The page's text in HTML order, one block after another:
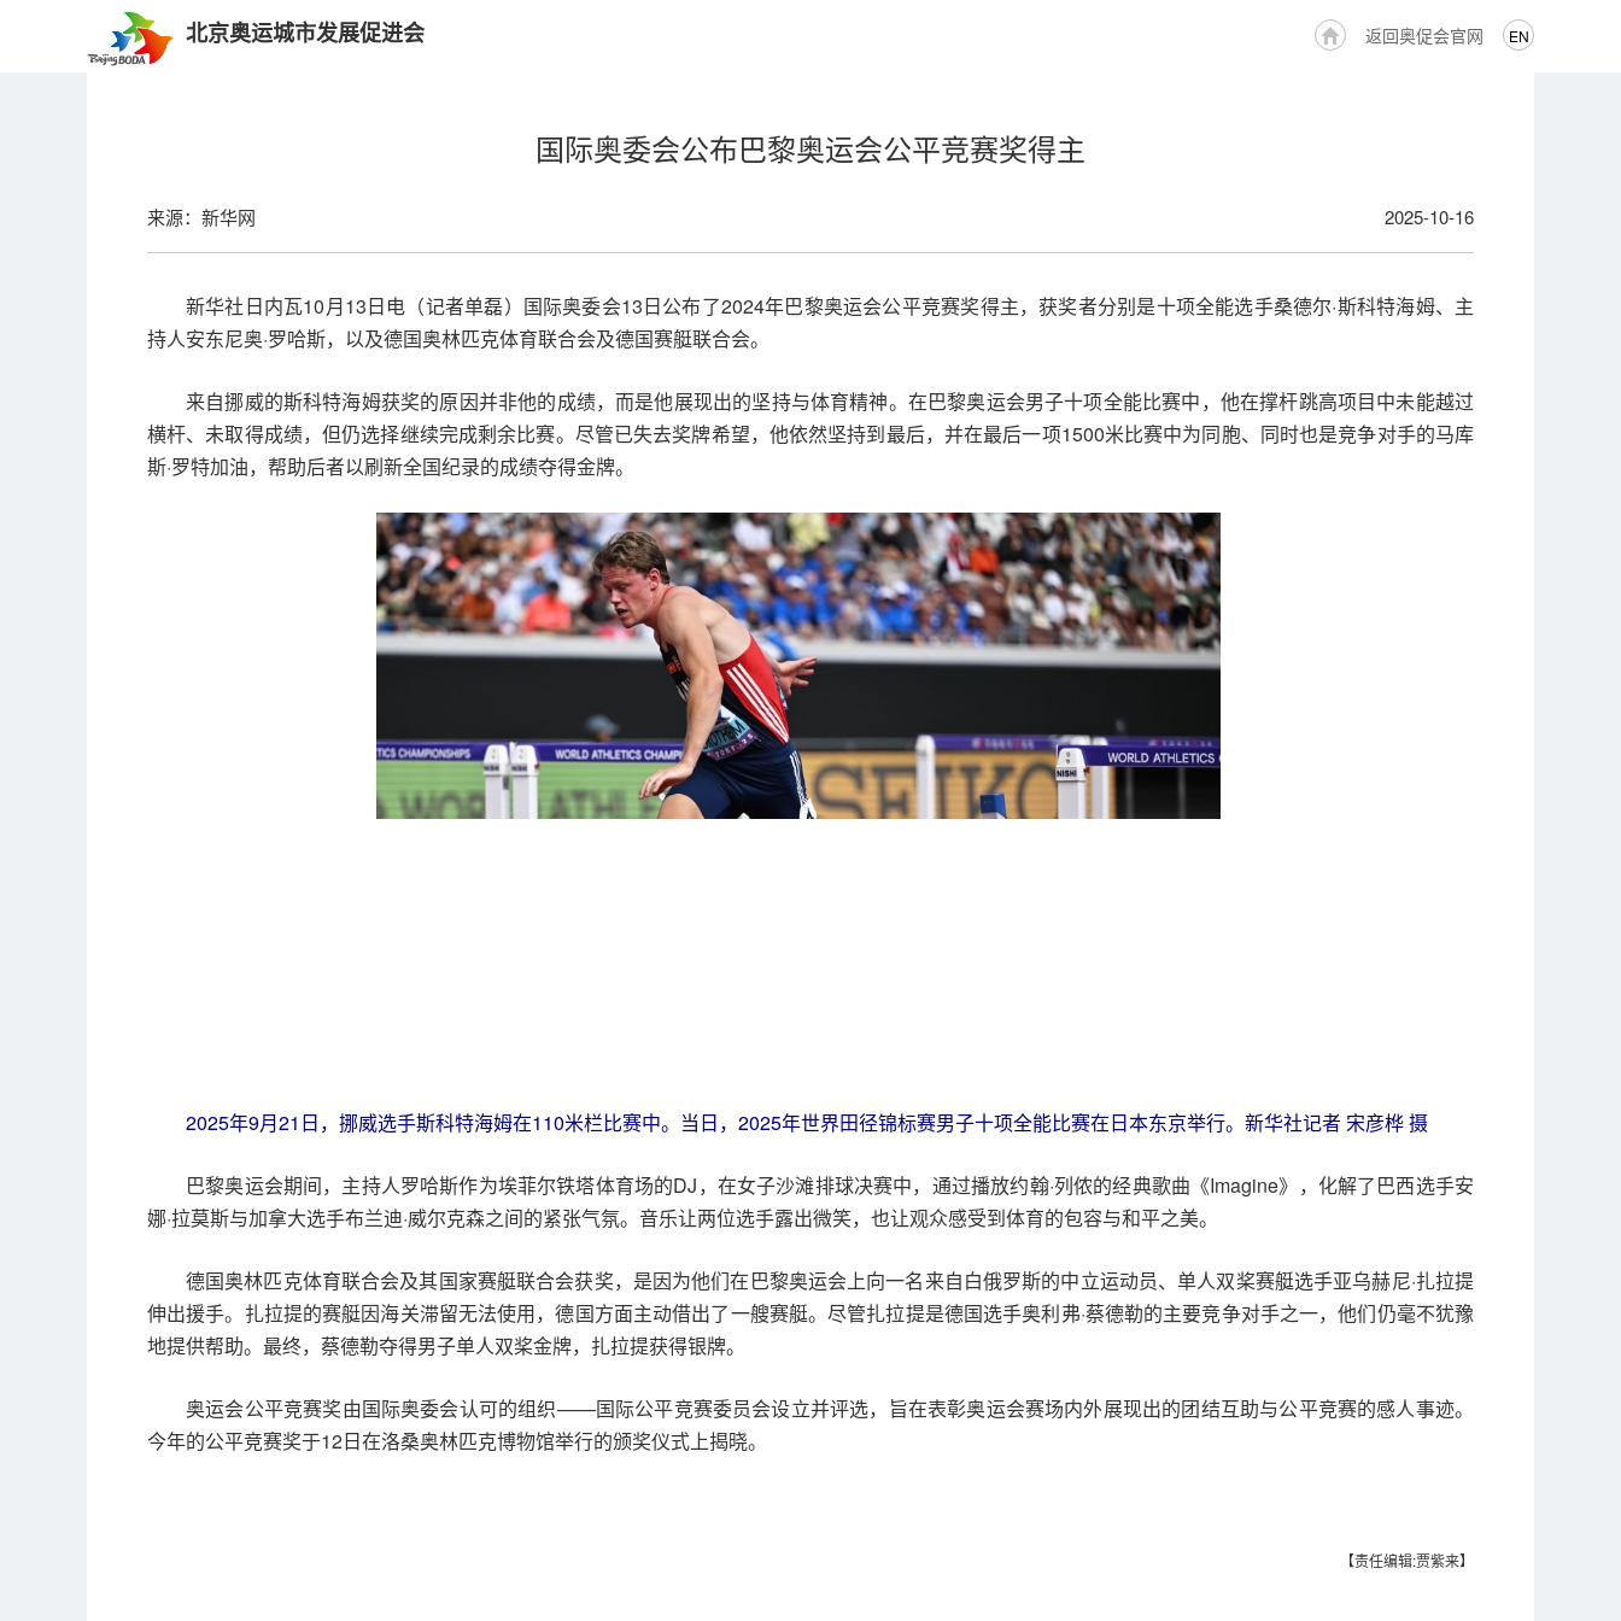
北京奥运城市发展促进会 EN
返回奥促会官网
国际奥委会公布巴黎奥运会公平竞赛奖得主
来源：新华网 2025-10-16
新华社日内瓦10月13日电（记者单磊）国际奥委会13日公布了2024年巴黎奥运会公平竞赛奖得主，获奖者分别是十项全能选手桑德尔·斯科特海姆、主
持人安东尼奥·罗哈斯，以及德国奥林匹克体育联合会及德国赛艇联合会。
来自挪威的斯科特海姆获奖的原因并非他的成绩，而是他展现出的坚持与体育精神。在巴黎奥运会男子十项全能比赛中，他在撑杆跳高项目中未能越过
横杆、未取得成绩，但仍选择继续完成剩余比赛。尽管已失去奖牌希望，他依然坚持到最后，并在最后一项1500米比赛中为同胞、同时也是竞争对手的马库
斯·罗特加油，帮助后者以刷新全国纪录的成绩夺得金牌。
2025年9月21日，挪威选手斯科特海姆在110米栏比赛中。当日，2025年世界田径锦标赛男子十项全能比赛在日本东京举行。新华社记者 宋彦桦 摄
巴黎奥运会期间，主持人罗哈斯作为埃菲尔铁塔体育场的DJ，在女子沙滩排球决赛中，通过播放约翰·列侬的经典歌曲《Imagine》，化解了巴西选手安
娜·拉莫斯与加拿大选手布兰迪·威尔克森之间的紧张气氛。音乐让两位选手露出微笑，也让观众感受到体育的包容与和平之美。
德国奥林匹克体育联合会及其国家赛艇联合会获奖，是因为他们在巴黎奥运会上向一名来自白俄罗斯的中立运动员、单人双桨赛艇选手亚乌赫尼·扎拉提
伸出援手。扎拉提的赛艇因海关滞留无法使用，德国方面主动借出了一艘赛艇。尽管扎拉提是德国选手奥利弗·蔡德勒的主要竞争对手之一，他们仍毫不犹豫
地提供帮助。最终，蔡德勒夺得男子单人双桨金牌，扎拉提获得银牌。
奥运会公平竞赛奖由国际奥委会认可的组织——国际公平竞赛委员会设立并评选，旨在表彰奥运会赛场内外展现出的团结互助与公平竞赛的感人事迹。
今年的公平竞赛奖于12日在洛桑奥林匹克博物馆举行的颁奖仪式上揭晓。
【责任编辑:贾紫来】